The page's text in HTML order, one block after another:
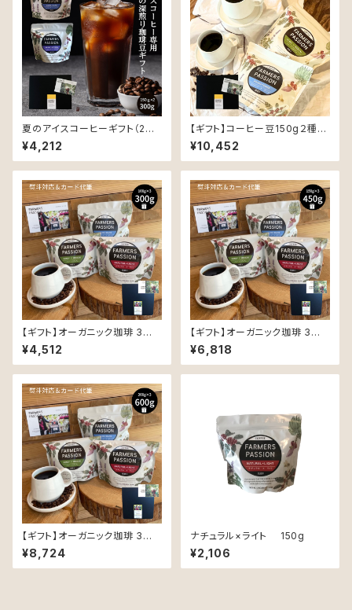
夏のアイスコーヒーギフト（2種
の深煎り豆×150g）
¥4,212
【ギフト】コーヒー豆150g２種と
ペアマグカップとソーサーのギフ
ト
¥10,452
【ギフト】オーガニック珈琲 3種 (
各100g ) 飲み比べギフトセット
〜同じ豆でも精製と焙煎 でこん
なに 変わる！ 〜 ( オリジナルポ
¥4,512
【ギフト】オーガニック珈琲 3種 (
各150g )ギフトセット 〜同じ豆
でも精製と焙煎でこんなに変わ
る！ 〜 ( オリジナルポストカード
¥6,818
【ギフト】オーガニック珈琲 3種 (
各200g )ギフトセット 〜同じ豆
も精製と焙煎でこんなに変わ
る！ 〜 ( オリジナルポストカード
¥8,724
ナチュラル×ライト 150g
¥2,106